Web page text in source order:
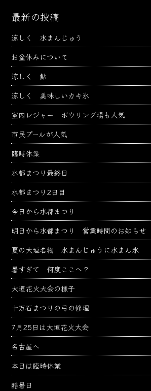
ー
イ
ブ
最新の投稿
涼しく 水まんじゅう
お盆休みについて
涼しく 鮎
涼しく 美味しいカキ氷
室内レジャー ボウリング場も人気
市民プールが人気
臨時休業
水都まつり最終日
水都まつり2日目
今日から水都まつり
明日から水都まつり 営業時間のお知らせ
夏の大垣名物 水まんじゅうに水まん氷
暑すぎて 何度ここへ？
大垣花火大会の様子
十万石まつりの弓の修理
7月25日は大垣花火大会
名古屋へ
本日は臨時休業
酷暑日